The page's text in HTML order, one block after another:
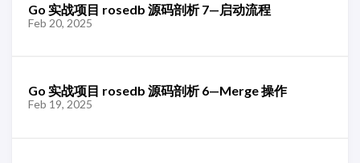
Go 实战项目 rosedb 源码剖析 7—启动流程
Feb 20, 2025
Go 实战项目 rosedb 源码剖析 6—Merge 操作
Feb 19, 2025